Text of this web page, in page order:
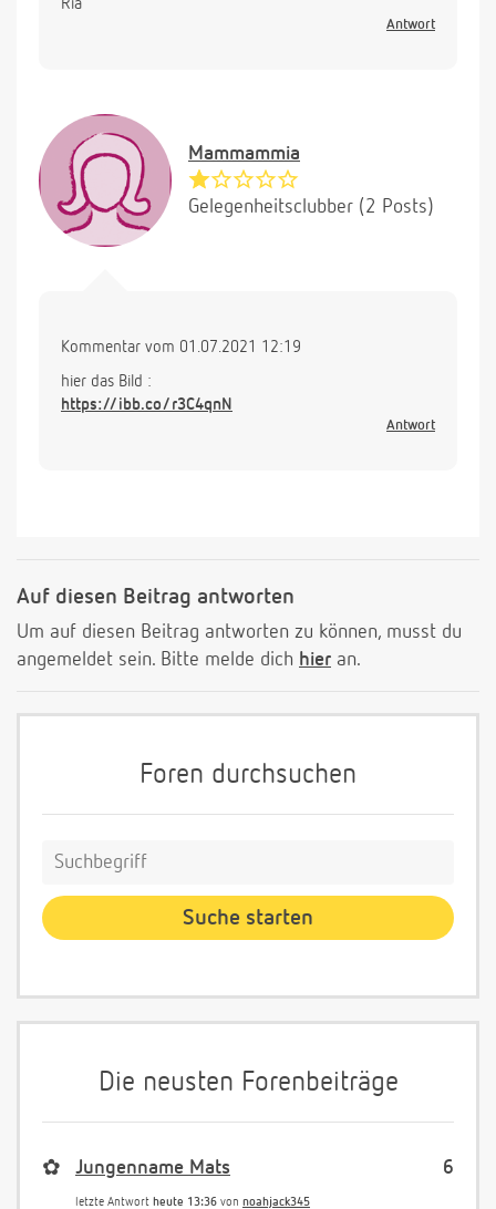
Ria
Antwort
Mammammia
Gelegenheitsclubber (2 Posts)
Kommentar vom 01.07.2021 12:19
hier das Bild :
https://ibb.co/r3C4qnN
Antwort
Auf diesen Beitrag antworten
Um auf diesen Beitrag antworten zu können, musst du
angemeldet sein. Bitte melde dich hier an.
Foren durchsuchen
Die neusten Forenbeiträge
6
✿ Jungenname Mats
letzte Antwort heute 13:36 von noahjack345